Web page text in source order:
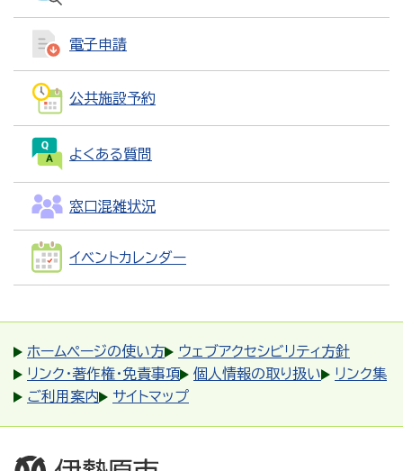
電子申請
公共施設予約
よくある質問
窓口混雑状況
イベントカレンダー
ホームページの使い方
ウェブアクセシビリティ方針
リンク・著作権・免責事項
個人情報の取り扱い
リンク集
ご利用案内
サイトマップ